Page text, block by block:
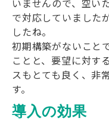
いませんので、空い
で対応していました
したね。
初期構築がないこと
ことと、要望に対す
スもとても良く、非
す。
導入の効果